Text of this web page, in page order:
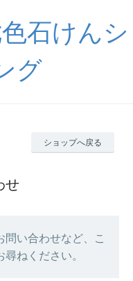
石けんシ
グ
ショップへ戻る
せ
い合わせなど、こ
ねください。